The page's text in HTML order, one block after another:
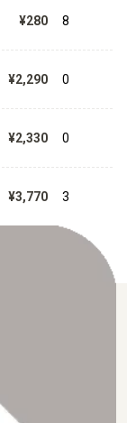
コレクション-
レクションvol.3 -
レクションvol.2 -
Edition-
Fest 23-24
エディション-
コレクション
¥280 8
¥2,290 0
¥2,330 0
¥3,770 3
お支払をお願いし